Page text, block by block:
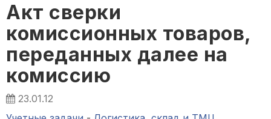
Акт сверки
комиссионных товаров,
переданных далее на
комиссию
23.01.12